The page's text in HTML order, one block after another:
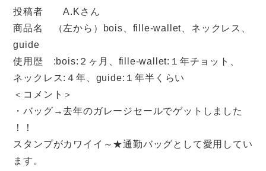
投稿者 A.Kさん
商品名 （左から）bois、fille-wallet、ネックレス、
guide
使用歴 :bois:２ヶ月、fille-wallet:１年チョット、
ネックレス:４年、guide:１年半くらい
＜コメント＞
・バッグ→去年のガレージセールでゲットしました
！！
スタンプがカワイイ～★通勤バッグとして愛用してい
ます。